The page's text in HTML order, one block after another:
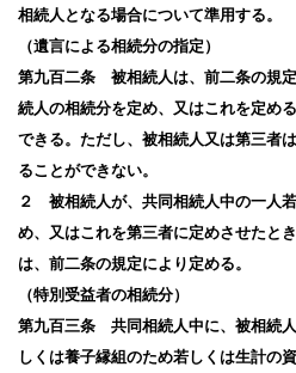
相続人となる場合について準用する。
（遺言による相続分の指定）
第九百二条 被相続人は、前二条の規
続人の相続分を定め、又はこれを定め
できる。ただし、被相続人又は第三者
ることができない。
２ 被相続人が、共同相続人中の一人
め、又はこれを第三者に定めさせたと
は、前二条の規定により定める。
（特別受益者の相続分）
第九百三条 共同相続人中に、被相続
しくは養子縁組のため若しくは生計の